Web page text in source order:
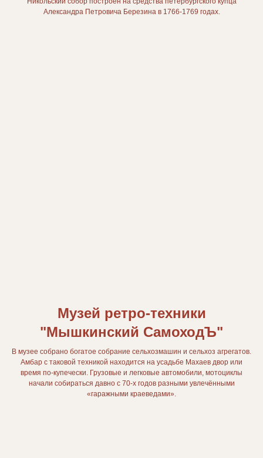
Александра Петровича Березина в 1766-1769 годах.
Музей ретро-техники
"Мышкинский СамоходЪ"
В музее собрано богатое собрание сельхозмашин и сельхоз агрегатов.
Амбар с таковой техникой находится на усадьбе Махаев двор или
время по-купечески. Грузовые и легковые автомобили, мотоциклы
начали собираться давно с 70-х годов разными увлечёнными
«гаражными краеведами».